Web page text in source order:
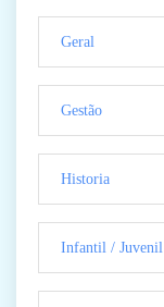
Geral
Gestão
Historia
Infantil / Juvenil